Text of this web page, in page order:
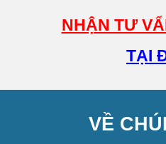
NHẬN TƯ
TẠI
VỀ